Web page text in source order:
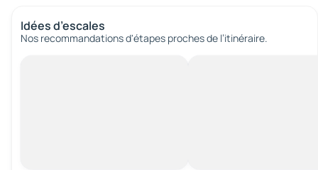
Idées d’escales
Nos recommandations d'étapes proches de l’itinéraire.